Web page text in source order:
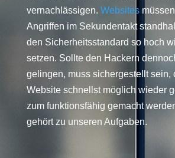
vernachlässigen. Websites
Angriffen im Sekundentakt
den Sicherheitsstandard so hoch
setzen. Sollte den Hackern
gelingen, muss sichergestellt sein,
Website schnellst möglich wieder
zum funktionsfähig gemacht
gehört zu unseren Aufgaben.